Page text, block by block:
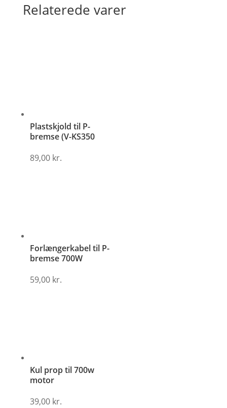
Relaterede varer
Plastskjold til P-
bremse (V-KS350
89,00 kr.
Forlængerkabel til P-
bremse 700W
59,00 kr.
Kul prop til 700w
motor
39,00 kr.